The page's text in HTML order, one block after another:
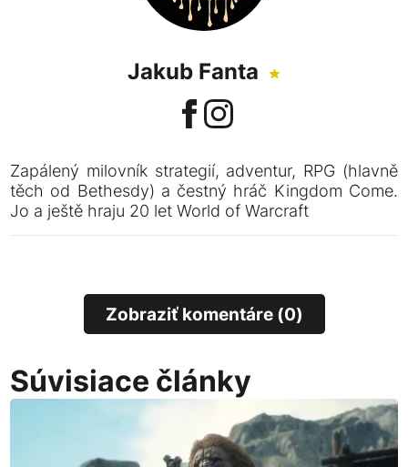
Jakub Fanta
Zapálený milovník strategií, adventur, RPG (hlavně
těch od Bethesdy) a čestný hráč Kingdom Come.
Jo a ještě hraju 20 let World of Warcraft
Zobraziť komentáre (0)
Súvisiace články